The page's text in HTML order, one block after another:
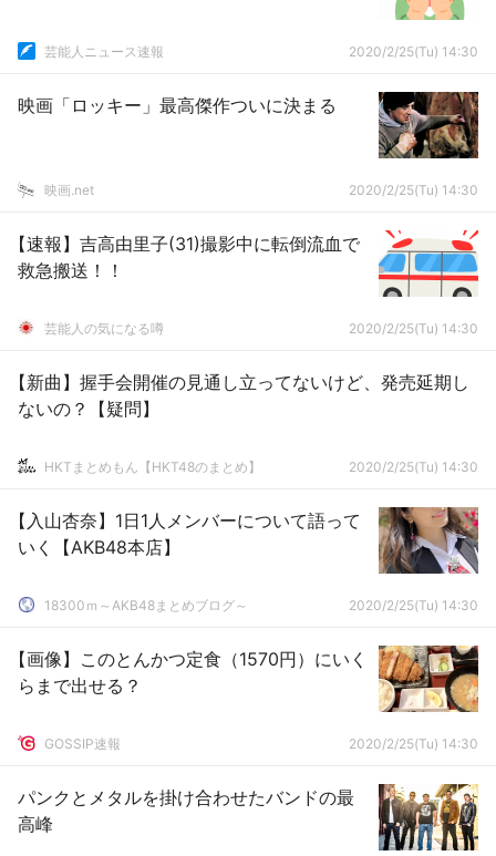
芸能人ニュース速報 2020/2/25(Tu) 14:30
映画「ロッキー」最高傑作ついに決まる
映画.net 2020/2/25(Tu) 14:30
【速報】吉高由里子(31)撮影中に転倒流血で
救急搬送！！
芸能人の気になる噂 2020/2/25(Tu) 14:30
【新曲】握手会開催の見通し立ってないけど、発売延期し
ないの？【疑問】
HKTまとめもん【HKT48のまとめ】 2020/2/25(Tu) 14:30
【入山杏奈】1日1人メンバーについて語って
いく【AKB48本店】
18300ｍ～AKB48まとめブログ～ 2020/2/25(Tu) 14:30
【画像】このとんかつ定食（1570円）にいく
らまで出せる？
GOSSIP速報 2020/2/25(Tu) 14:30
パンクとメタルを掛け合わせたバンドの最
高峰